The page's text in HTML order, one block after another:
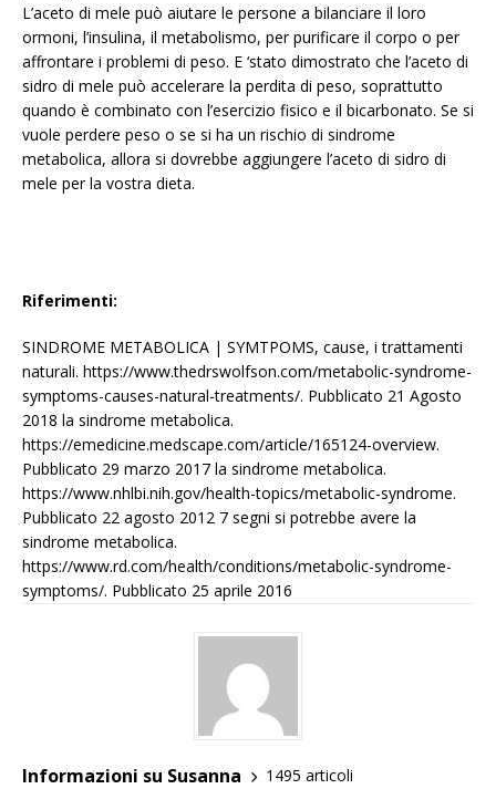
L’aceto di mele può aiutare le persone a bilanciare il loro
ormoni, l’insulina, il metabolismo, per purificare il corpo o per
affrontare i problemi di peso. E ‘stato dimostrato che l’aceto di
sidro di mele può accelerare la perdita di peso, soprattutto
quando è combinato con l’esercizio fisico e il bicarbonato. Se si
vuole perdere peso o se si ha un rischio di sindrome
metabolica, allora si dovrebbe aggiungere l’aceto di sidro di
mele per la vostra dieta.
Riferimenti:
SINDROME METABOLICA | SYMTPOMS, cause, i trattamenti
naturali. https://www.thedrswolfson.com/metabolic-syndrome-
symptoms-causes-natural-treatments/. Pubblicato 21 Agosto
2018 la sindrome metabolica.
https://emedicine.medscape.com/article/165124-overview.
Pubblicato 29 marzo 2017 la sindrome metabolica.
https://www.nhlbi.nih.gov/health-topics/metabolic-syndrome.
Pubblicato 22 agosto 2012 7 segni si potrebbe avere la
sindrome metabolica.
https://www.rd.com/health/conditions/metabolic-syndrome-
symptoms/. Pubblicato 25 aprile 2016
Informazioni su Susanna
1495 articoli